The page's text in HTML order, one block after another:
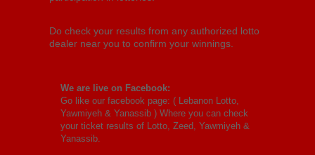
Do check your results from any authorized lotto
dealer near you to confirm your winnings.
We are live on Facebook:
Go like our facebook page: ( Lebanon Lotto,
Yawmiyeh & Yanassib ) Where you can check
your ticket results of Lotto, Zeed, Yawmiyeh &
Yanassib.